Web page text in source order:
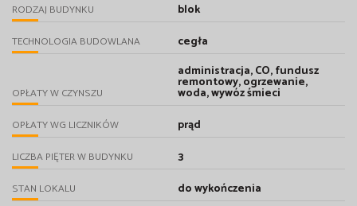
RODZAJ BUDYNKU blok
TECHNOLOGIA BUDOWLANA cegła
OPŁATY W CZYNSZU
administracja, CO, fundusz
remontowy, ogrzewanie,
woda, wywóz śmieci
OPŁATY WG LICZNIKÓW prąd
LICZBA PIĘTER W BUDYNKU 3
STAN LOKALU do wykończenia